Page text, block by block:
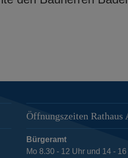
Öffnungszeiten Rathaus
Bürgeramt
Mo 8.30 - 12 Uhr und 14 - 16